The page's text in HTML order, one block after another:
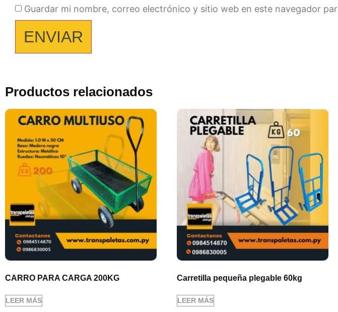
Guardar mi nombre, correo electrónico y sitio web en este navegador
Productos relacionados
CARRO PARA CARGA 200KG
LEER MÁS
Carretilla pequeña plegable 60kg
LEER MÁS